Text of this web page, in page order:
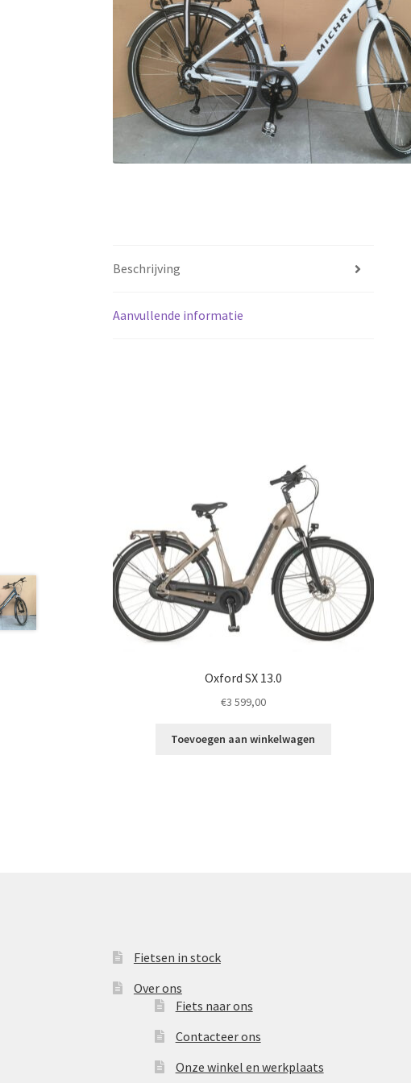
Beschrijving
Aanvullende informatie
Oxford SX 13.0
€3 599,00
Toevoegen aan winkelwagen
Fietsen in stock
Over ons
Fiets naar ons
Contacteer ons
Onze winkel en werkplaats